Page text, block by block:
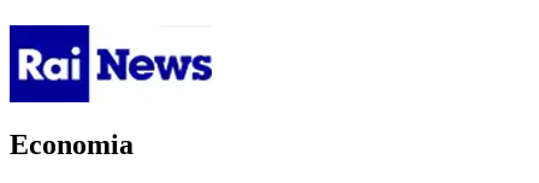
Economia